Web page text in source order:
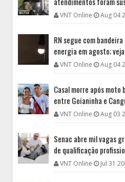
VNT Online Aug 04
RN segue com
energia em agosto;
VNT Online Aug 04
Casal morre após moto
entre Goianinha e
VNT Online Aug 03
Senac abre mil vagas
de qualificação
VNT Online Jul 31